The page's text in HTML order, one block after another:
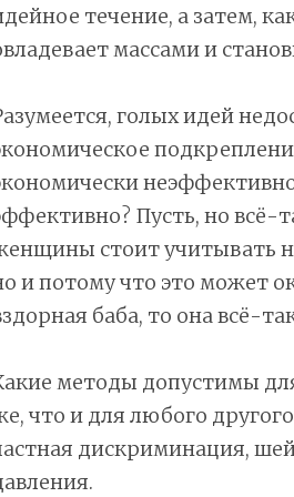
течение, а затем,
массами и
голых идей
Пусть, но всё-
стоит учитывать
и потому что это может
баба, то она всё-
методы допустимы
что и для любого
дискриминация,